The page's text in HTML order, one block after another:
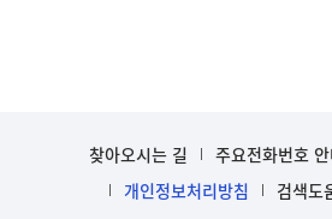
찾아오시는 길 주요전화번호
개인정보처리방침
검색도